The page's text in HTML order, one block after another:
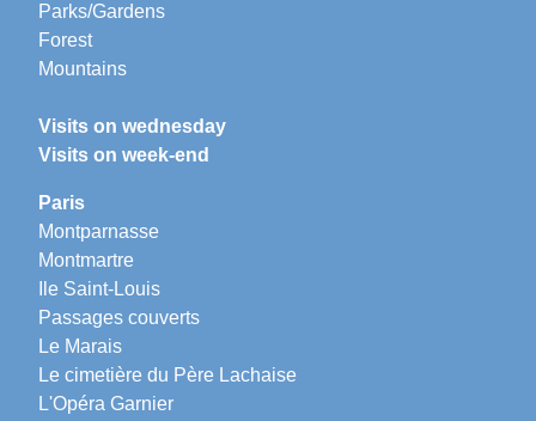
Parks/Gardens
Forest
Mountains
Visits on wednesday
Visits on week-end
Paris
Montparnasse
Montmartre
Ile Saint-Louis
Passages couverts
Le Marais
Le cimetière du Père Lachaise
L'Opéra Garnier